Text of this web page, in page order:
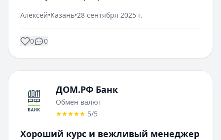
Алексей•Казань•28 сентября 2025 г.
0 0
ДОМ.РФ Банк
Обмен валют
5/5
Хороший курс и вежливый менеджер